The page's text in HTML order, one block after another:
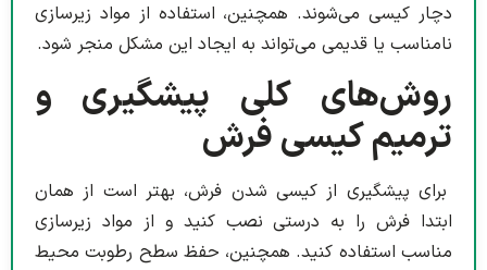
دچار کیسی می‌شوند. همچنین، استفاده از مواد زیرسازی
نامناسب یا قدیمی می‌تواند به ایجاد این مشکل منجر شود.
روش‌های کلی پیشگیری و
ترمیم کیسی فرش
برای پیشگیری از کیسی شدن فرش، بهتر است از همان
ابتدا فرش را به درستی نصب کنید و از مواد زیرسازی
مناسب استفاده کنید. همچنین، حفظ سطح رطوبت محیط